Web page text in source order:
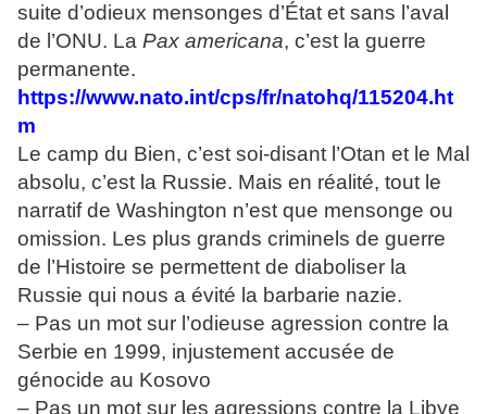
suite d’odieux mensonges d’État et sans l’aval
de l’ONU. La Pax americana, c’est la guerre
permanente.
https://www.nato.int/cps/fr/natohq/115204.ht
m
Le camp du Bien, c’est soi-disant l’Otan et le Mal
absolu, c’est la Russie. Mais en réalité, tout le
narratif de Washington n’est que mensonge ou
omission. Les plus grands criminels de guerre
de l’Histoire se permettent de diaboliser la
Russie qui nous a évité la barbarie nazie.
– Pas un mot sur l’odieuse agression contre la
Serbie en 1999, injustement accusée de
génocide au Kosovo
– Pas un mot sur les agressions contre la Libye